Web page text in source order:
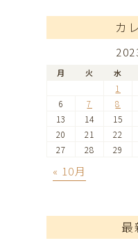
カ
月 火 水
1
6
7 8
13
14 15
20
21 22
27
28 29
« 10月
最